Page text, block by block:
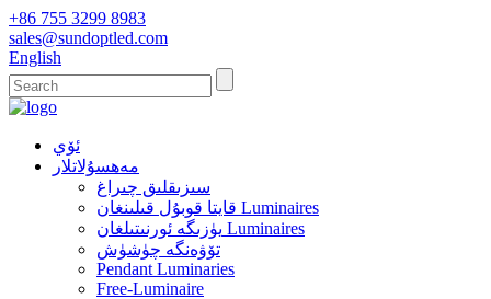
+86 755 3299 8983
sales@sundoptled.com
English
ئۆي
مەھسۇلاتلار
سىزىقلىق چىراغ
قايتا قوبۇل قىلىنغان Luminaires
يۈزىگە ئورنىتىلغان Luminaires
تۆۋەنگە چۈشۈش
Pendant Luminaries
Free-Luminaire